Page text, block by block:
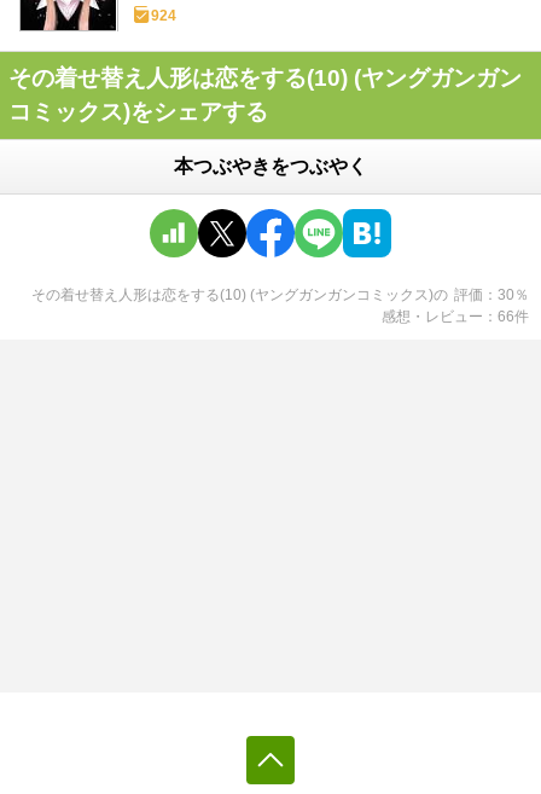
924
その着せ替え人形は恋をする(10) (ヤングガンガン
コミックス)をシェアする
本つぶやきをつぶやく
その着せ替え人形は恋をする(10) (ヤングガンガンコミックス)の 評価 30 ％
感想・レビュー
66件